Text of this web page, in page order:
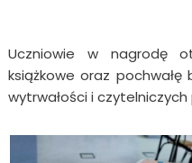
Uczniowie w nagrodę
książkowe oraz pochwałę
wytrwałości i czytelniczych